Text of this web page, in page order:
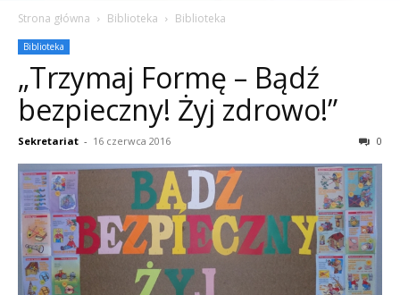
Strona główna Biblioteka Biblioteka
Biblioteka
„Trzymaj Formę – Bądź
bezpieczny! Żyj zdrowo!”
Sekretariat - 16 czerwca 2016 0